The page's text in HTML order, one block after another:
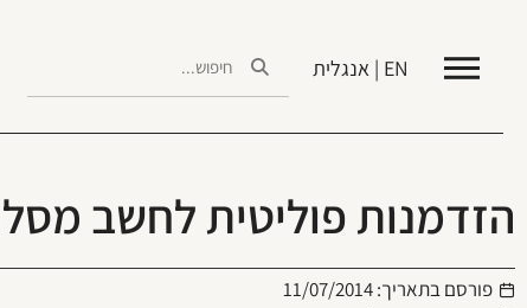
EN | אנגלית
הזדמנות פוליטית לחשב
פורסם בתאריך:11/07/2014